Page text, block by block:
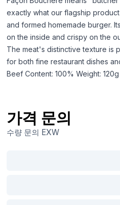
exactly what our flagship
and formed homemade burger.
on the inside and crispy on the
The meat's distinctive texture is
for both fine restaurant dishes
Beef Content: 100% Weight:
가격 문의
수량 문의 EXW